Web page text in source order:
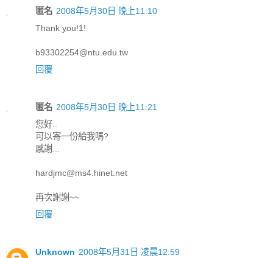
匿名 2008年5月30日 晚上11:10
Thank you!1!
b93302254@ntu.edu.tw
回覆
匿名 2008年5月30日 晚上11:21
您好..
可以寄一份給我嗎?
感謝...
hardjmc@ms4.hinet.net
再次謝謝~~
回覆
Unknown 2008年5月31日 凌晨12:59